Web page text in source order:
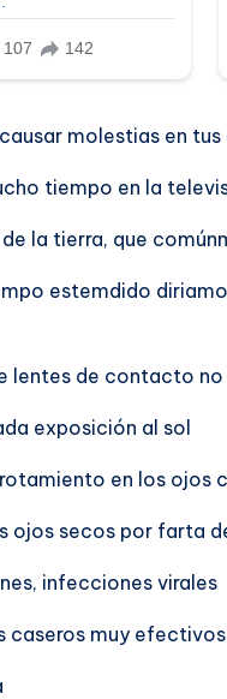
molestias en tus
tiempo en la
la tierra, que
estemdido
lentes de contacto
exposición al sol
en los ojos
ojos secos por farta
infecciones virales
caseros muy